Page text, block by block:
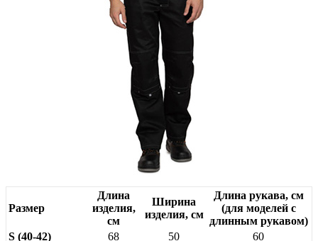
Размер
Длина
изделия,
см
Ширина
изделия, см
Длина рукава, см
(для моделей с
длинным рукавом)
S (40-42)
68 50
60